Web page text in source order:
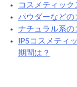
コスメティッ
パウダーなどの
ナチュラル系の
IPSコスメティ
期間は？